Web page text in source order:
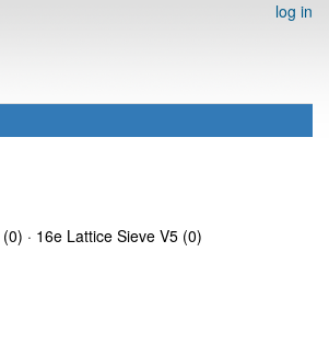
log in
(0) · 16e Lattice Sieve V5 (0)